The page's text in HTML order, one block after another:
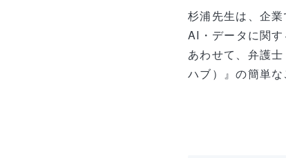
杉浦先生は、企
AI・データに関す
あわせて、弁護
ハブ）』の簡単な